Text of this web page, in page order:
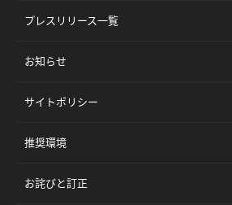
プレスリリース一覧
お知らせ
サイトポリシー
推奨環境
お詫びと訂正